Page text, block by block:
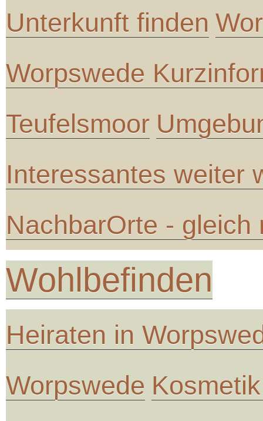
Unterkunft finden
Worpswede
Teufelsmoor
Interessantes weiter
NachbarOrte - gleich
Wohlbefinden
Heiraten in
Worpswede